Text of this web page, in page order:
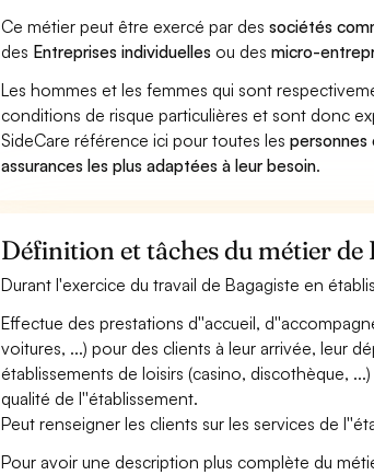
Ce métier peut être exercé par dessociétés
des Entreprises individuelles ou desmicro-
Les hommes et les femmes qui sont
conditions de risque particulières et sont donc
SideCare référence ici pour toutes les
assurances les plus adaptées à leur besoin.
Définition et tâches du métier de
Durant l'exercice du travail de Bagagiste en
Effectue des prestations d''accueil,
voitures, ...) pour des clients à leur arrivée, leur
établissements de loisirs (casino, discothèque,
qualité de l''établissement.
Peut renseigner les clients sur les services de
Pour avoir une description plus complète du